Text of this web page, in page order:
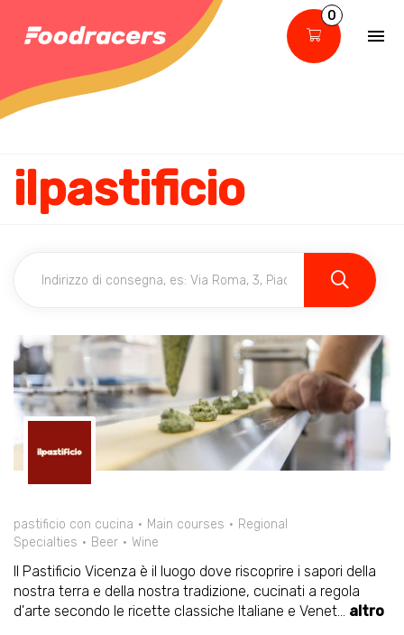
0
ilpastificio
pastificio con cucina Main courses
Regional
Specialties
Beer Wine
Il Pastificio Vicenza è il luogo dove riscoprire i sapori della
nostra terra e della nostra tradizione, cucinati a regola
d'arte secondo le ricette classiche Italiane e Venet... altro